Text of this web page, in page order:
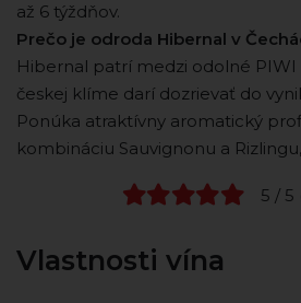
až 6 týždňov.
Prečo je odroda Hibernal v
Hibernal patrí medzi odolné PIWI
českej klíme darí dozrievať do
Ponúka atraktívny aromatický
kombináciu Sauvignonu a
5 / 5
Vlastnosti vína